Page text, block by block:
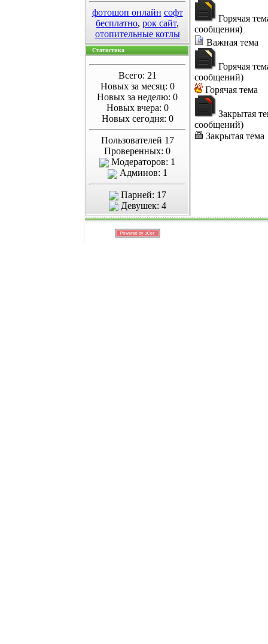
фотошоп онлайн софт
бесплатно, рок сайт,
отопительные котлы
Статистика
Всего: 21
Новых за месяц: 0
Новых за неделю: 0
Новых вчера: 0
Новых сегодня: 0
Пользователей 17
Проверенных: 0
Модераторов: 1
Админов: 1
Парней: 17
Девушек: 4
Горячая
сообщения)
Важная тема
Горячая
сообщений)
Горячая тема
Закрытая
сообщений)
Закрытая тема